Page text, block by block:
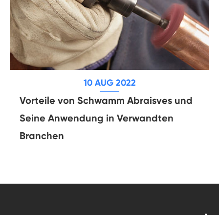
10 AUG 2022
Vorteile von Schwamm Abraisves und
Seine Anwendung in Verwandten
Branchen